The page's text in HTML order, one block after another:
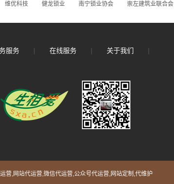
维优科技 健龙锁业 南宁锁业协会 崇左建筑业联合会
服务 | 在线服务 | 关于我们 |
营,网站代运营,微信代运营,公众号代运营,网站定制,代维护